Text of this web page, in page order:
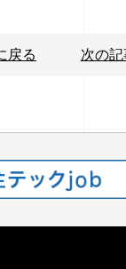
戻る 次の記